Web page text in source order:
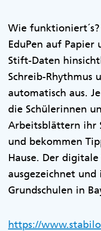
Wie
EduPen auf
Stift-Daten
Schreib-Rhythmus
automatisch aus.
die Schülerinnen
Arbeitsblättern ihr
und bekommen
Hause. Der
ausgezeichnet und
Grundschulen in
https://